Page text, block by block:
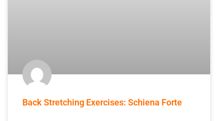
Back Stretching Exercises: Schiena Forte